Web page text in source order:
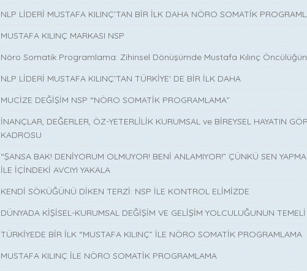
NLP LİDERİ MUSTAFA KILINÇ’TAN BİR İLK DAHA NÖRO SOMATİK
MUSTAFA KILINÇ MARKASI NSP
Nöro Somatik Programlama: Zihinsel Dönüşümde Mustafa Kılınç
NLP LİDERİ MUSTAFA KILINÇ'TAN TÜRKİYE' DE BİR İLK DAHA
MUCİZE DEĞİŞİM NSP “NÖRO SOMATİK PROGRAMLAMA”
İNANÇLAR, DEĞERLER, ÖZ-YETERLİLİK KURUMSAL ve BİREYSEL HAYATIN
KADROSU
“ŞANSA BAK! DENİYORUM OLMUYOR! BENİ ANLAMIYOR!” ÇÜNKÜ SEN
İLE İÇİNDEKİ AVCIYI YAKALA
KENDİ SÖKÜĞÜNÜ DİKEN TERZİ: NSP İLE KONTROL ELİMİZDE
DÜNYADA KİŞİSEL-KURUMSAL DEĞİŞİM VE GELİŞİM YOLCULUĞUNUN TEMELİ
TÜRKİYEDE BİR İLK “MUSTAFA KILINÇ” İLE NÖRO SOMATİK PROGRAMLAMA
MUSTAFA KILINÇ İLE NÖRO SOMATİK PROGRAMLAMA